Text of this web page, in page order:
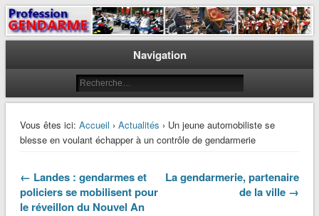
Profession Gendarme
Le journal des gendarmes
Navigation
Vous êtes ici: Accueil › Actualités › Un jeune automobiliste se
blesse en voulant échapper à un contrôle de gendarmerie
← Landes : gendarmes et
policiers se mobilisent pour
le réveillon du Nouvel An
La gendarmerie, partenaire
de la ville →